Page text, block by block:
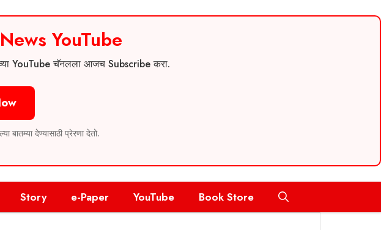
YouTube
YouTube चॅनलला आजच Subscribe करा.
देण्यासाठी प्रेरणा देतो.
Story e-Paper YouTube Book Store